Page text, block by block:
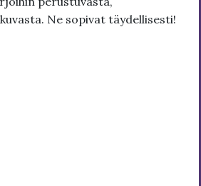
Ne sopivat täydellisesti!